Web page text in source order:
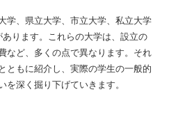
学、県立大学、市立大学、私立大学
ります。これらの大学は、設立の
など、多くの点で異なります。それ
ともに紹介し、実際の学生の一般的
深く掘り下げていきます。